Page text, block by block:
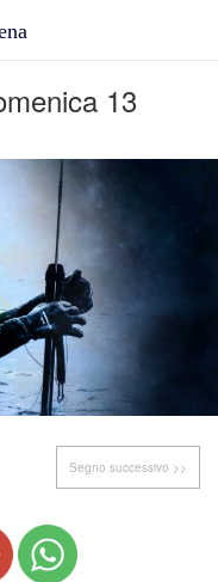
13
Segno successivo >>